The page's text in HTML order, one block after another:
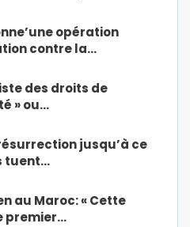
opération
contre la…
des droits de
» ou…
jusqu’à ce
tuent…
au Maroc: « Cette
premier…